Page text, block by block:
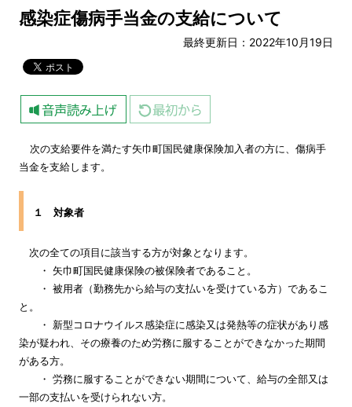
感染症傷病手当金の支給について
最終更新日：2022年10月19日
次の支給要件を満たす矢巾町国民健康保険加入者の方に、傷病手
当金を支給します。
１ 対象者
次の全ての項目に該当する方が対象となります。
・ 矢巾町国民健康保険の被保険者であること。
・ 被用者（勤務先から給与の支払いを受けている方）であるこ
と。
・ 新型コロナウイルス感染症に感染又は発熱等の症状があり感
染が疑われ、その療養のため労務に服することができなかった期間
がある方。
・ 労務に服することができない期間について、給与の全部又は
一部の支払いを受けられない方。